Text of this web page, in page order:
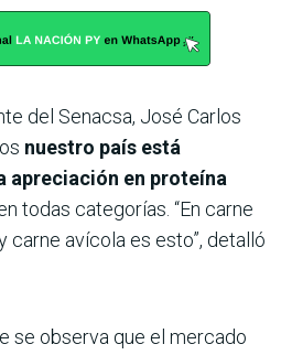
del Senacsa, José Carlos
nuestro país está
apreciación en proteína
todas categorías. “En carne
carne avícola es esto”, detalló
se observa que el mercado